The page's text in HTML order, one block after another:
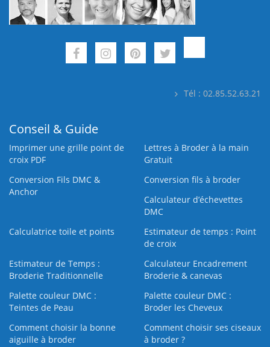
Tél : 02.85.52.63.21
Conseil & Guide
Imprimer une grille point de
croix PDF
Lettres à Broder à la main
Gratuit
Conversion Fils DMC &
Anchor
Conversion fils à broder
Calculateur d’échevettes
DMC
Calculatrice toile et points
Estimateur de temps : Point
de croix
Estimateur de Temps :
Broderie Traditionnelle
Calculateur Encadrement
Broderie & canevas
Palette couleur DMC :
Teintes de Peau
Palette couleur DMC :
Broder les Cheveux
Comment choisir la bonne
aiguille à broder
Comment choisir ses ciseaux
à broder ?